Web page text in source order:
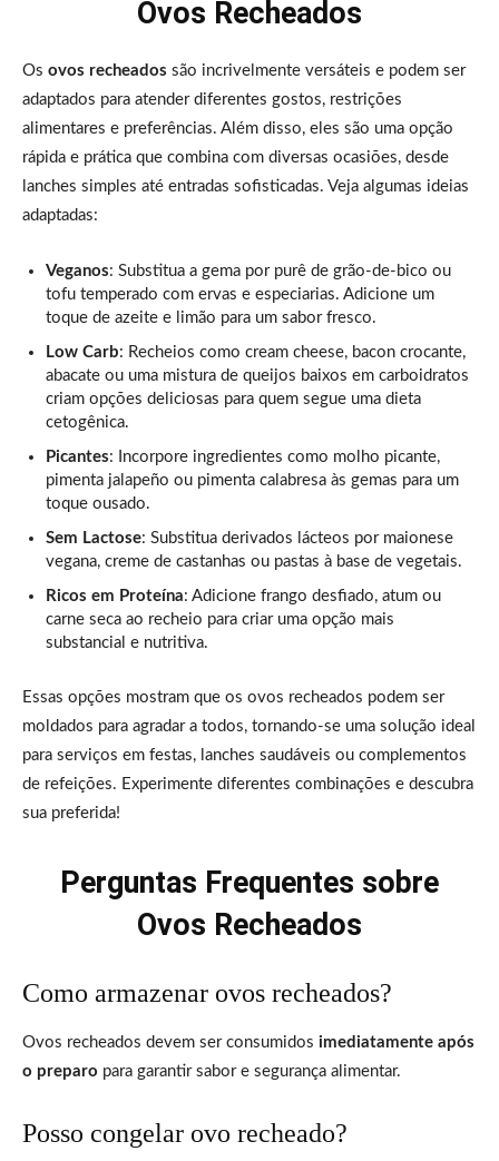
Ovos Recheados
Os ovos recheados são incrivelmente versáteis e podem ser
adaptados para atender diferentes gostos, restrições
alimentares e preferências. Além disso, eles são uma opção
rápida e prática que combina com diversas ocasiões, desde
lanches simples até entradas sofisticadas. Veja algumas ideias
adaptadas:
Veganos: Substitua a gema por purê de grão-de-bico ou
tofu temperado com ervas e especiarias. Adicione um
toque de azeite e limão para um sabor fresco.
Low Carb: Recheios como cream cheese, bacon crocante,
abacate ou uma mistura de queijos baixos em carboidratos
criam opções deliciosas para quem segue uma dieta
cetogênica.
Picantes: Incorpore ingredientes como molho picante,
pimenta jalapeño ou pimenta calabresa às gemas para um
toque ousado.
Sem Lactose: Substitua derivados lácteos por maionese
vegana, creme de castanhas ou pastas à base de vegetais.
Ricos em Proteína: Adicione frango desfiado, atum ou
carne seca ao recheio para criar uma opção mais
substancial e nutritiva.
Essas opções mostram que os ovos recheados podem ser
moldados para agradar a todos, tornando-se uma solução ideal
para serviços em festas, lanches saudáveis ou complementos
de refeições. Experimente diferentes combinações e descubra
sua preferida!
Perguntas Frequentes sobre
Ovos Recheados
Como armazenar ovos recheados?
Ovos recheados devem ser consumidos imediatamente após
o preparo para garantir sabor e segurança alimentar.
Posso congelar ovo recheado?